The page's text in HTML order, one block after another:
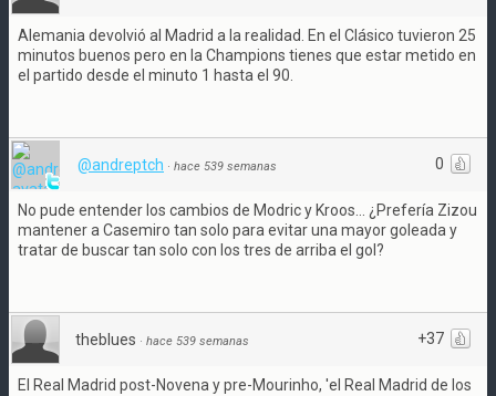
Alemania devolvió al Madrid a la realidad. En el Clásico tuvieron 25
minutos buenos pero en la Champions tienes que estar metido en
el partido desde el minuto 1 hasta el 90.
0
@andreptch · hace 539 semanas
No pude entender los cambios de Modric y Kroos... ¿Prefería Zizou
mantener a Casemiro tan solo para evitar una mayor goleada y
tratar de buscar tan solo con los tres de arriba el gol?
+37
theblues · hace 539 semanas
El Real Madrid post-Novena y pre-Mourinho, 'el Real Madrid de los